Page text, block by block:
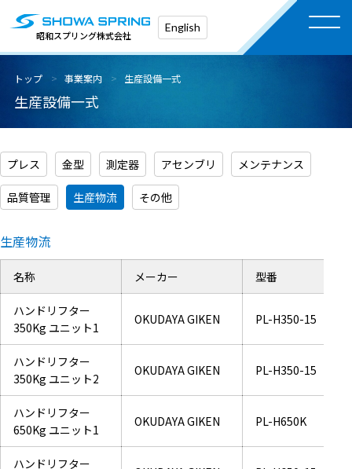
昭和スプリング株式会社
English
トップ 事業案内 生産設備一式
生産設備一式
プレス 金型 測定器 アセンブリ メンテナンス
品質管理 生産物流 その他
生産物流
名称 メーカー 型番
ハンドリフター
350Kg ユニット1
OKUDAYA GIKEN PL-H350-15
ハンドリフター
350Kg ユニット2
OKUDAYA GIKEN PL-H350-15
ハンドリフター
650Kg ユニット1
OKUDAYA GIKEN PL-H650K
ハンドリフター